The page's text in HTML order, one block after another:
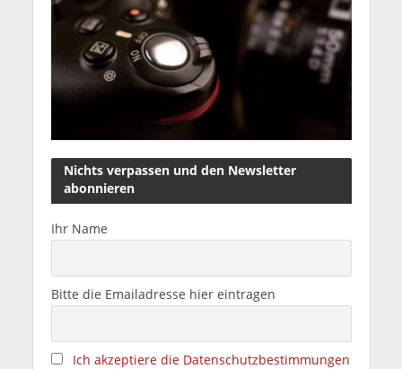
Nichts verpassen und den Newsletter
abonnieren
Ihr Name
Bitte die Emailadresse hier eintragen
Ich akzeptiere die Datenschutzbestimmungen